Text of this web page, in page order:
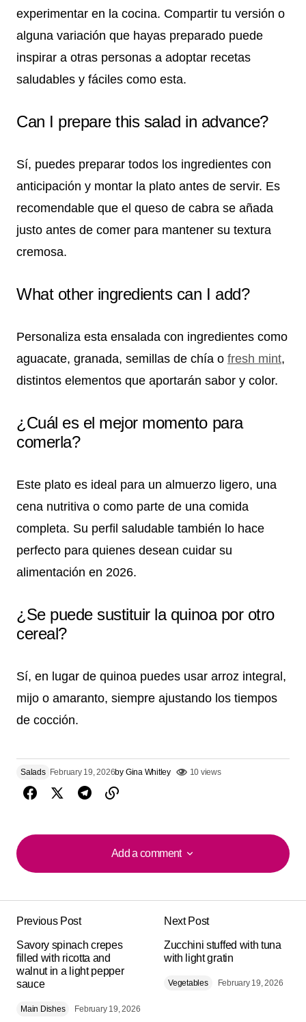
experimentar en la cocina. Compartir tu versión o
alguna variación que hayas preparado puede
inspirar a otras personas a adoptar recetas
saludables y fáciles como esta.
Can I prepare this salad in advance?
Sí, puedes preparar todos los ingredientes con
anticipación y montar la plato antes de servir. Es
recomendable que el queso de cabra se añada
justo antes de comer para mantener su textura
cremosa.
What other ingredients can I add?
Personaliza esta ensalada con ingredientes como
aguacate, granada, semillas de chía o fresh mint,
distintos elementos que aportarán sabor y color.
¿Cuál es el mejor momento para
comerla?
Este plato es ideal para un almuerzo ligero, una
cena nutritiva o como parte de una comida
completa. Su perfil saludable también lo hace
perfecto para quienes desean cuidar su
alimentación en 2026.
¿Se puede sustituir la quinoa por otro
cereal?
Sí, en lugar de quinoa puedes usar arroz integral,
mijo o amaranto, siempre ajustando los tiempos
de cocción.
Salads February 19, 2026by Gina Whitley 10 views
Add a comment
Add a comment
Required fields are marked*
Comment
Previous Post
Savory spinach crepes
filled with ricotta and
walnut in a light pepper
sauce
Main Dishes February 19, 2026
Next Post
Zucchini stuffed with tuna
with light gratin
Vegetables February 19, 2026